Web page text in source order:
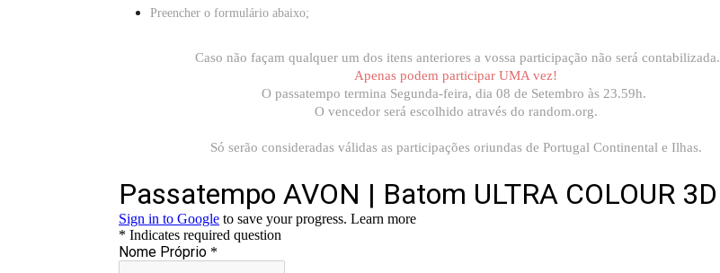
Preencher o formulário abaixo;
Caso não façam qualquer um dos itens anteriores a vossa participação não será contabilizada.
Apenas podem participar UMA vez!
O passatempo termina Segunda-feira, dia 08 de Setembro às 23.59h.
O vencedor será escolhido através do random.org.
Só serão consideradas válidas as participações oriundas de Portugal Continental e Ilhas.